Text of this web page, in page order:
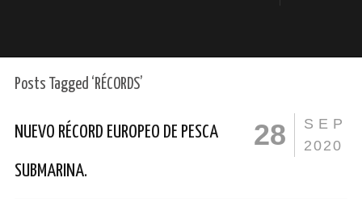
Posts Tagged ‘RÉCORDS’
NUEVO RÉCORD EUROPEO DE PESCA
SUBMARINA.
SEP
2020
28